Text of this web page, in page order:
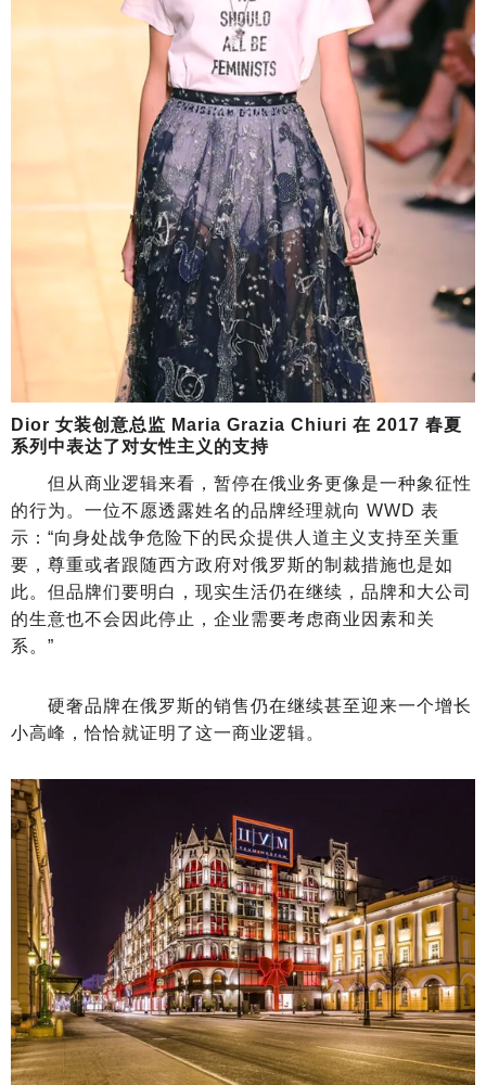
Dior 女装创意总监 Maria Grazia Chiuri 在 2017 春夏
系列中表达了对女性主义的支持
但从商业逻辑来看，暂停在俄业务更像是一种象征性
的行为。一位不愿透露姓名的品牌经理就向 WWD 表
示：“向身处战争危险下的民众提供人道主义支持至关重
要，尊重或者跟随西方政府对俄罗斯的制裁措施也是如
此。但品牌们要明白，现实生活仍在继续，品牌和大公司
的生意也不会因此停止，企业需要考虑商业因素和关
系。”
硬奢品牌在俄罗斯的销售仍在继续甚至迎来一个增长
小高峰，恰恰就证明了这一商业逻辑。